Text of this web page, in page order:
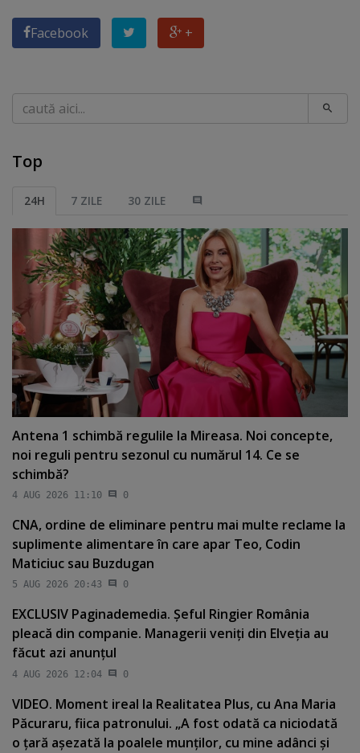
Facebook +
Caută
Top
24H 7 ZILE 30 ZILE
Antena 1 schimbă regulile la Mireasa. Noi concepte,
noi reguli pentru sezonul cu numărul 14. Ce se
schimbă?
4 AUG 2026 11:10 0
CNA, ordine de eliminare pentru mai multe reclame la
suplimente alimentare în care apar Teo, Codin
Maticiuc sau Buzdugan
5 AUG 2026 20:43 0
EXCLUSIV Paginademedia. Şeful Ringier România
pleacă din companie. Managerii veniţi din Elveţia au
făcut azi anunţul
4 AUG 2026 12:04 0
VIDEO. Moment ireal la Realitatea Plus, cu Ana Maria
Păcuraru, fiica patronului. „A fost odată ca niciodată
o ţară aşezată la poalele munţilor, cu mine adânci şi